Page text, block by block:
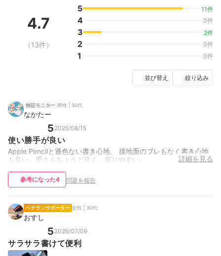
4.7
（13件）
5 11件
4 0件
3 2件
2 0件
1 0件
並び替え 絞り込み
検証モニター 男性 | 30代
なかたー
5 2025/08/15
使い勝手が良い
Apple Pencilと遜色ない書き心地。 接地面のブレもなく書き心地
も良い。重さもちょうど良く、握りやすい
詳細を見る
参考になった4 問題を報告
ベテランサポーター 女性 | 30代
おすし
5 2026/07/09
サラサラ書けて便利